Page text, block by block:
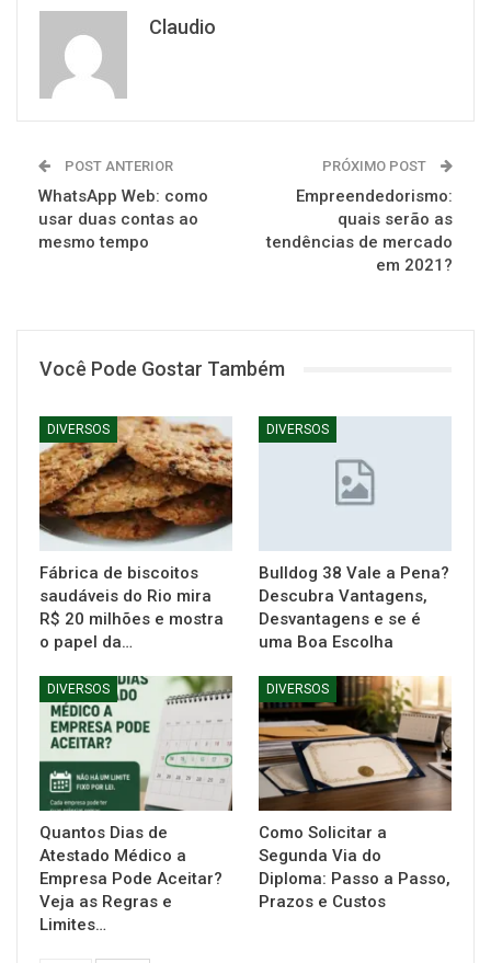
Claudio
POST ANTERIOR
WhatsApp Web: como
usar duas contas ao
mesmo tempo
PRÓXIMO POST
Empreendedorismo:
quais serão as
tendências de mercado
em 2021?
Você Pode Gostar Também
DIVERSOS
Fábrica de biscoitos
saudáveis do Rio mira
R$ 20 milhões e mostra
o papel da…
DIVERSOS
Bulldog 38 Vale a Pena?
Descubra Vantagens,
Desvantagens e se é
uma Boa Escolha
DIVERSOS
Quantos Dias de
Atestado Médico a
Empresa Pode Aceitar?
Veja as Regras e
Limites…
DIVERSOS
Como Solicitar a
Segunda Via do
Diploma: Passo a Passo,
Prazos e Custos